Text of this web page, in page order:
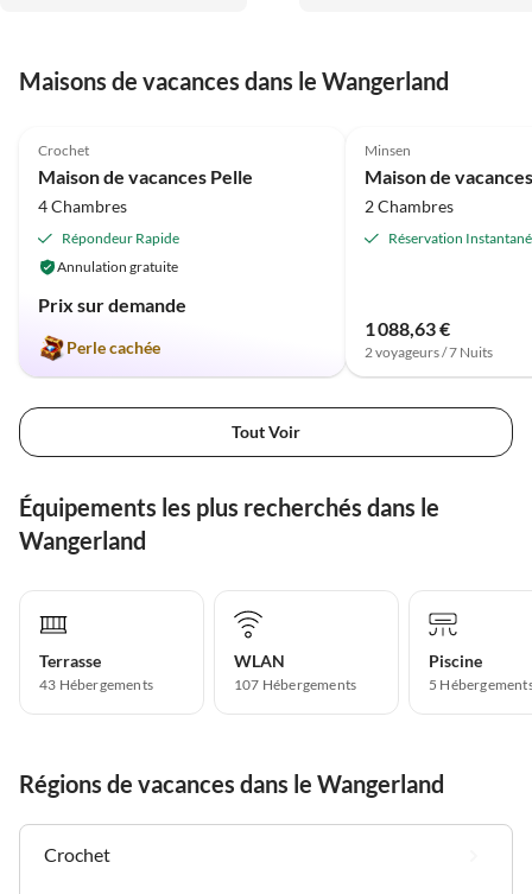
Maisons de vacances dans le Wangerland
Crochet
Maison de vacances Pelle
4 Chambres
Répondeur Rapide
Annulation gratuite
Prix sur demande
Perle cachée
Minsen
2 Chambres
Réservation
1 088,63 €
2 voyageurs / 7 Nuits
Tout Voir
Équipements les plus recherchés dans le
Wangerland
Terrasse
43 Hébergements
WLAN
107 Hébergements
Piscine
5
Régions de vacances dans le Wangerland
Crochet